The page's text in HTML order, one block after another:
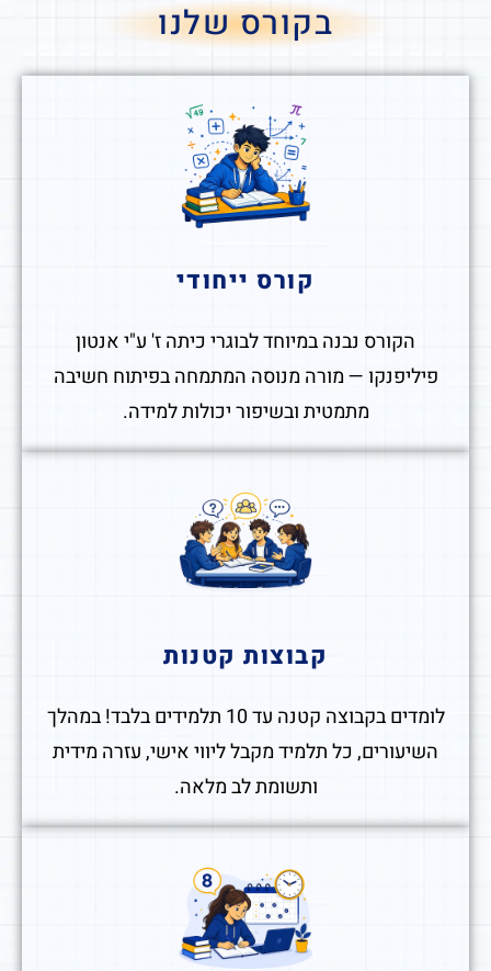
בקורס שלנו
קורס ייחודי
הקורס נבנה במיוחד לבוגרי כיתה ז' ע"י אנטון
פיליפנקו — מורה מנוסה המתמחה בפיתוח חשיבה
מתמטית ובשיפור יכולות למידה.
קבוצות קטנות
לומדים בקבוצה קטנה עד 10 תלמידים בלבד! במהלך
השיעורים, כל תלמיד מקבל ליווי אישי, עזרה מידית
ותשומת לב מלאה.